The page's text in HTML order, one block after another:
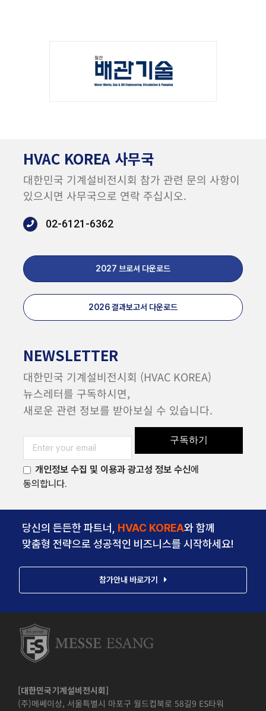
HVAC KOREA 사무국
대한민국 기계설비전시회 참가 관련 문의 사항이
있으시면 사무국으로 연락 주십시오.
02-6121-6362
2027 브로셔 다운로드
2026 결과보고서 다운로드
NEWSLETTER
대한민국 기계설비전시회 (HVAC KOREA)
뉴스레터를 구독하시면,
새로운 관련 정보를 받아보실 수 있습니다.
구독하기
개인정보 수집 및 이용과 광고성 정보 수신에
동의합니다.
당신의 든든한 파트너, HVAC KOREA와 함께
맞춤형 전략으로 성공적인 비즈니스를 시작하세요!
참가안내 바로가기
[대한민국기계설비전시회]
(주)메쎄이상, 서울특별시 마포구 월드컵북로 58길9 ES타워